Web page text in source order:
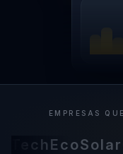
EMPRESAS
EcoSolar